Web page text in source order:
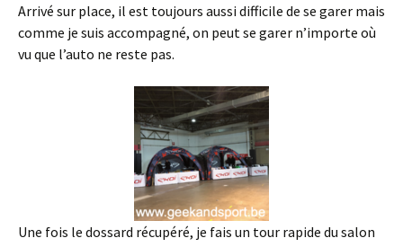
Arrivé sur place, il est toujours aussi difficile de se garer mais
comme je suis accompagné, on peut se garer n’importe où
vu que l’auto ne reste pas.
Une fois le dossard récupéré, je fais un tour rapide du salon